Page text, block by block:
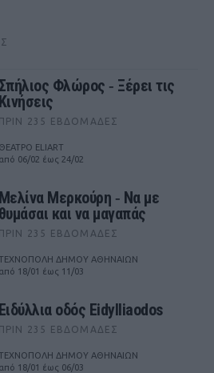
Σπήλιος Φλώρος ‑ Ξέρει τις
Κινήσεις
ΠΡΙΝ 235 ΕΒΔΟΜΆΔΕΣ
ΘΕΑΤΡΟ ELIART
από 06/02 έως 24/02
Μελίνα Μερκούρη ‑ Να με
θυμάσαι και να μαγαπάς
ΠΡΙΝ 235 ΕΒΔΟΜΆΔΕΣ
ΔΗΜΟΥ ΑΘΗΝΑΙΩΝ
από 18/01 έως 11/03
Ειδύλλια οδός Eidylliaodos
ΠΡΙΝ 235 ΕΒΔΟΜΆΔΕΣ
ΔΗΜΟΥ ΑΘΗΝΑΙΩΝ
από 18/01 έως 06/03